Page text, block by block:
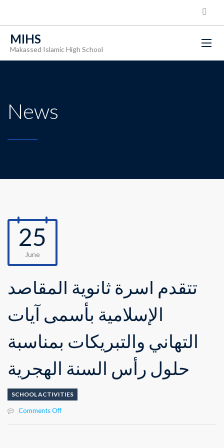
MIHS
Makassed Islamic High School
News
25
June
تتقدم أسرة ثانوية المقاصد
الإسلامية بأسمى آيات
التهاني والتبريكات بمناسبة
حلول رأس السنة الهجرية
SCHOOL ACTIVITIES
Comments Offon